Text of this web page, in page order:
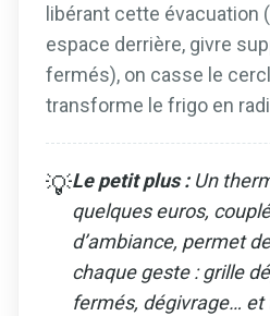
libérant cette évacuation
espace derrière, givre
fermés), on casse le
transforme le frigo en
💡Le petit plus :Un
quelques euros,
d’ambiance, permet
chaque geste : grille
fermés, dégivrage…